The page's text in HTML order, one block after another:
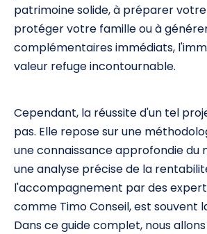
patrimoine solide, à préparer
protéger votre famille ou à
complémentaires immédiats,
valeur refuge incontournable.
Cependant, la réussite d'un tel
pas. Elle repose sur une
une connaissance approfondie du
une analyse précise de la
l'accompagnement par des
comme Timo Conseil, est souvent
Dans ce guide complet, nous